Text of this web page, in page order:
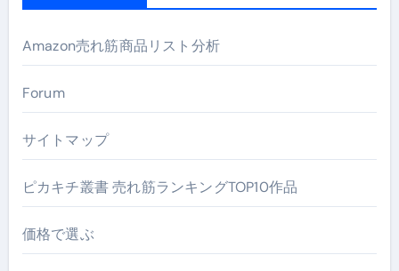
Amazon売れ筋商品リスト分析
Forum
サイトマップ
ピカキチ叢書 売れ筋ランキングTOP10作品
価格で選ぶ